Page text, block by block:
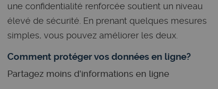
une confidentialité renforcée soutient un niveau
élevé de sécurité. En prenant quelques mesures
simples, vous pouvez améliorer les deux.
Comment protéger vos données en ligne?
Partagez moins d'informations en ligne